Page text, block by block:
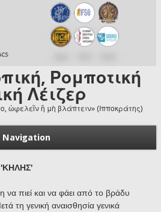
Ρομποτική
Λέιζερ
ὠφελεῖν ἢ μὴ βλάπτειν» (Ιπποκράτης)
Navigation
να πιεί και να φάει από το βράδυ
τη γενική αναισθησία γενικά